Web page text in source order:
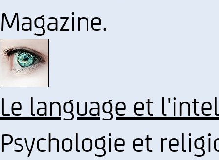
Magazine.
Le language et
Psychologie et